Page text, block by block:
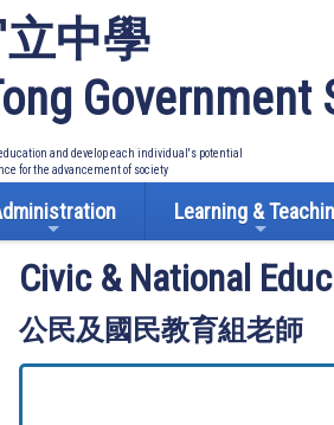
中學
Government
and develop each individual's potential
for the advancement of society
Learning &
Civic & National
公民及國民教育組老師